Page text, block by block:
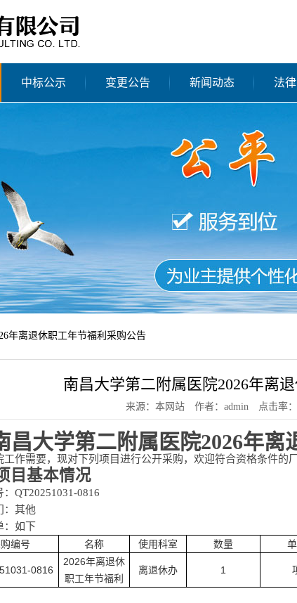
中标公示 变更公告 新闻动态 法
年离退休职工年节福利采购公告
南昌大学第二附属医院2026年离
来源：本网站 作者：admin 点击率
昌大学第二附属医院2026年离
工作需要，现对下列项目进行公开采购，欢迎符合资格条件的厂
目基本情况
QT20251031-0816
：其他
：如下
编号
名称 使用科室 数量
0816
2026年离退休
职工年节福利
离退休办 1